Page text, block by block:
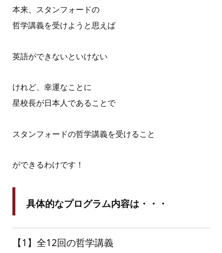
本来、スタンフォードの
哲学講義を受けようと思えば
英語ができないといけない
けれど、幸運なことに
星校長が日本人であることで
スタンフォードの哲学講義を受けること
ができるわけです！
具体的なプログラム内容は・・・
【1】全12回の哲学講義